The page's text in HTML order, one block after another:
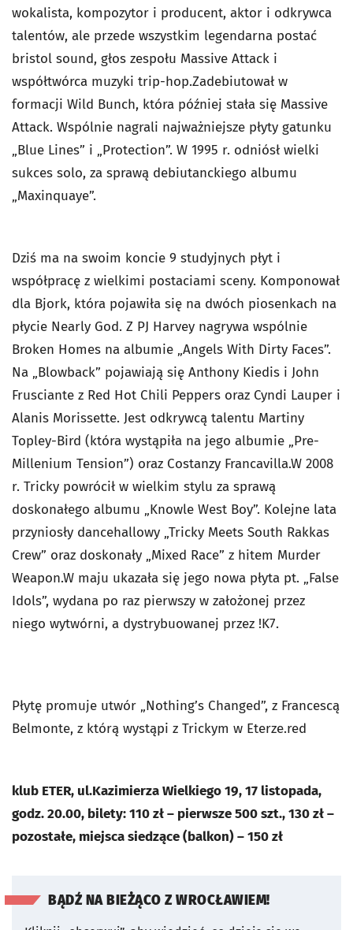
wokalista, kompozytor i producent, aktor i odkrywca
talentów, ale przede wszystkim legendarna postać
bristol sound, głos zespołu Massive Attack i
współtwórca muzyki trip-hop.Zadebiutował w
formacji Wild Bunch, która później stała się Massive
Attack. Wspólnie nagrali najważniejsze płyty gatunku
„Blue Lines” i „Protection”. W 1995 r. odniósł wielki
sukces solo, za sprawą debiutanckiego albumu
„Maxinquaye”.
Dziś ma na swoim koncie 9 studyjnych płyt i
współpracę z wielkimi postaciami sceny. Komponował
dla Bjork, która pojawiła się na dwóch piosenkach na
płycie Nearly God. Z PJ Harvey nagrywa wspólnie
Broken Homes na albumie „Angels With Dirty Faces”.
Na „Blowback” pojawiają się Anthony Kiedis i John
Frusciante z Red Hot Chili Peppers oraz Cyndi Lauper i
Alanis Morissette. Jest odkrywcą talentu Martiny
Topley-Bird (która wystąpiła na jego albumie „Pre-
Millenium Tension”) oraz Costanzy Francavilla.W 2008
r. Tricky powrócił w wielkim stylu za sprawą
doskonałego albumu „Knowle West Boy”. Kolejne lata
przyniosły dancehallowy „Tricky Meets South Rakkas
Crew” oraz doskonały „Mixed Race” z hitem Murder
Weapon.W maju ukazała się jego nowa płyta pt. „False
Idols”, wydana po raz pierwszy w założonej przez
niego wytwórni, a dystrybuowanej przez !K7.
Płytę promuje utwór „Nothing’s Changed”, z Francescą
Belmonte, z którą wystąpi z Trickym w Eterze.red
klub ETER, ul.Kazimierza Wielkiego 19, 17 listopada,
godz. 20.00, bilety: 110 zł – pierwsze 500 szt., 130 zł –
pozostałe, miejsca siedzące (balkon) – 150 zł
BĄDŹ NA BIEŻĄCO Z WROCŁAWIEM!